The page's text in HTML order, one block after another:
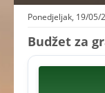
Ponedjeljak, 19/05/
Budžet za